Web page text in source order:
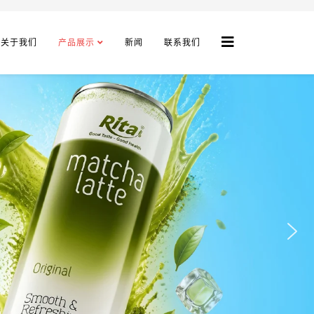
关于我们 产品展示 新闻 联系我们